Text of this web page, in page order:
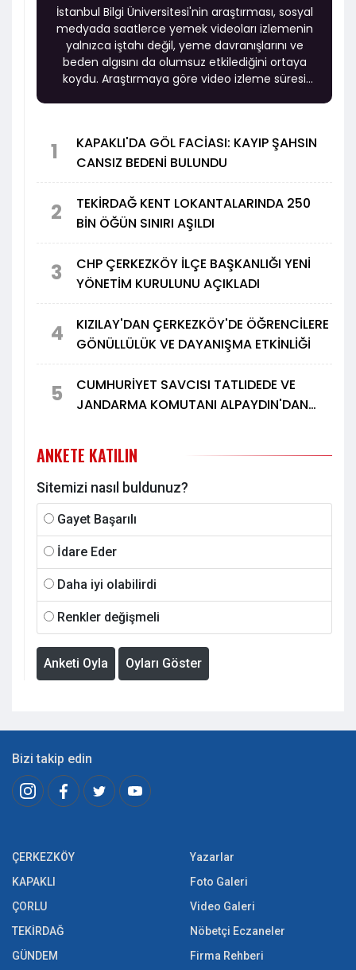
İstanbul Bilgi Üniversitesi'nin araştırması, sosyal
medyada saatlerce yemek videoları izlemenin
yalnızca iştahı değil, yeme davranışlarını ve
beden algısını da olumsuz etkilediğini ortaya
koydu. Araştırmaya göre video izleme süresi
1
KAPAKLI'DA GÖL FACİASI: KAYIP ŞAHSIN
CANSIZ BEDENİ BULUNDU
2
TEKİRDAĞ KENT LOKANTALARINDA 250
BİN ÖĞÜN SINIRI AŞILDI
3
CHP ÇERKEZKÖY İLÇE BAŞKANLIĞI YENİ
YÖNETİM KURULUNU AÇIKLADI
4
KIZILAY'DAN ÇERKEZKÖY'DE ÖĞRENCİLERE
GÖNÜLLÜLÜK VE DAYANIŞMA ETKİNLİĞİ
5
CUMHURİYET SAVCISI TATLIDEDE VE
JANDARMA KOMUTANI ALPAYDIN'DAN
ANKETE KATILIN
Sitemizi nasıl buldunuz?
Gayet Başarılı
İdare Eder
Daha iyi olabilirdi
Renkler değişmeli
Anketi Oyla Oyları Göster
Bizi takip edin
ÇERKEZKÖY
KAPAKLI
ÇORLU
TEKİRDAĞ
GÜNDEM
Yazarlar
Foto Galeri
Video Galeri
Nöbetçi Eczaneler
Firma Rehberi